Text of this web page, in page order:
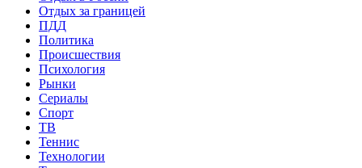
Отдых за границей
ПДД
Политика
Происшествия
Психология
Рынки
Сериалы
Спорт
ТВ
Теннис
Технологии